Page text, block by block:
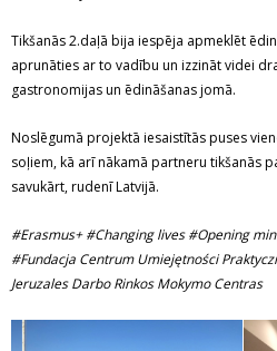
Tikšanās 2.daļā bija iespēja apmeklēt
aprunāties ar to vadību un izzināt videi
gastronomijas un ēdināšanas jomā.
Noslēgumā projektā iesaistītās puses
soļiem, kā arī nākamā partneru tikšanās
savukārt, rudenī Latvijā.
#Erasmus+ #Changing lives #Opening
#Fundacja Centrum Umiejętności
Jeruzales Darbo Rinkos Mokymo Centras